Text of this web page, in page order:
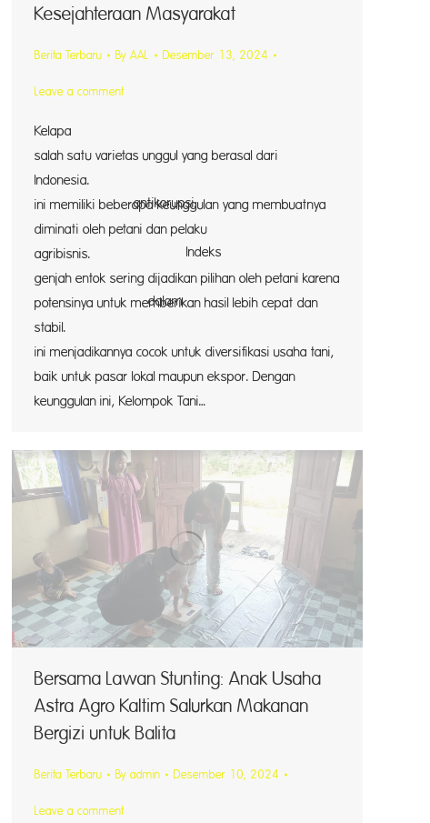
Kesejahteraan Masyarakat
Berita Terbaru By AAL Desember 13, 2024
Leave a comment
Kelapa
salah satu varietas unggul yang berasal dari
Indonesia.
ini memiliki beberapa keunggulan yang membuatnya
diminati oleh petani dan pelaku
genjah entok sering dijadikan pilihan oleh petani karena
potensinya untuk memberikan hasil lebih cepat dan
ini menjadikannya cocok untuk diversifikasi usaha tani,
baik untuk pasar lokal maupun ekspor. Dengan
keunggulan ini, Kelompok Tani…
Indeks
Bersama Lawan Stunting: Anak Usaha
Astra Agro Kaltim Salurkan Makanan
Bergizi untuk Balita
Berita Terbaru By admin Desember 10, 2024
Leave a comment